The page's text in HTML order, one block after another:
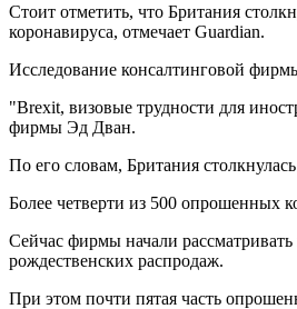
Стоит отметить, что Британия
коронавируса, отмечает Guardian.
Исследование консалтинговой
"Brexit, визовые трудности для
фирмы Эд Дван.
По его словам, Британия
Более четверти из 500 опрошенных
Сейчас фирмы начали
рождественских распродаж.
При этом почти пятая часть